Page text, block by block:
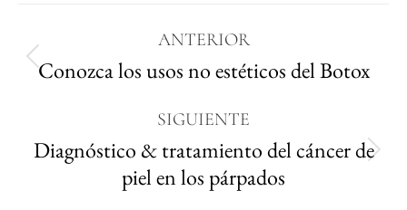
ANTERIOR
Conozca los usos no estéticos del Botox
SIGUIENTE
Diagnóstico & tratamiento del cáncer de
piel en los párpados